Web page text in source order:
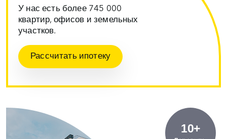
У нас есть более 745 000
квартир, офисов и земельных
участков.
Рассчитать ипотеку
10+